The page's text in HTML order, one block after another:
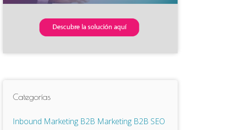
Categorías
Inbound Marketing B2B Marketing B2B SEO